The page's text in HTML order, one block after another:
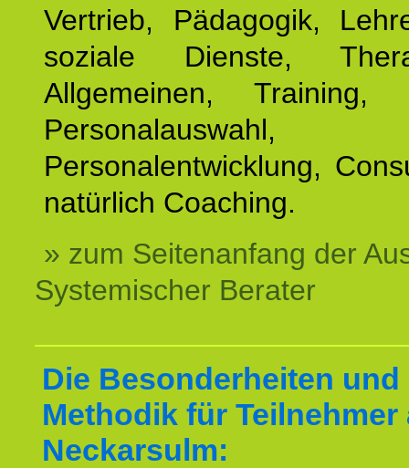
Vertrieb, Pädagogik,
soziale Dienste,
Allgemeinen, Training,
Personalauswahl,
Personalentwicklung,
natürlich Coaching.
» zum Seitenanfang der
Systemischer Berater
Die Besonderheiten und
Methodik für Teilnehmer
Neckarsulm: